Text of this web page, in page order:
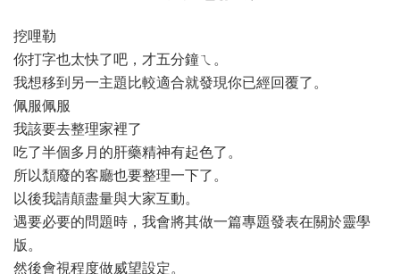
挖哩勒
你打字也太快了吧，才五分鐘ㄟ。
我想移到另一主題比較適合就發現你已經回覆了。
佩服佩服
我該要去整理家裡了
吃了半個多月的肝藥精神有起色了。
所以頹廢的客廳也要整理一下了。
以後我請顛盡量與大家互動。
遇要必要的問題時，我會將其做一篇專題發表在關於靈學
版。
然後會視程度做威望設定。